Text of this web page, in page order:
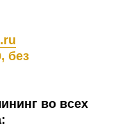
без
во всех